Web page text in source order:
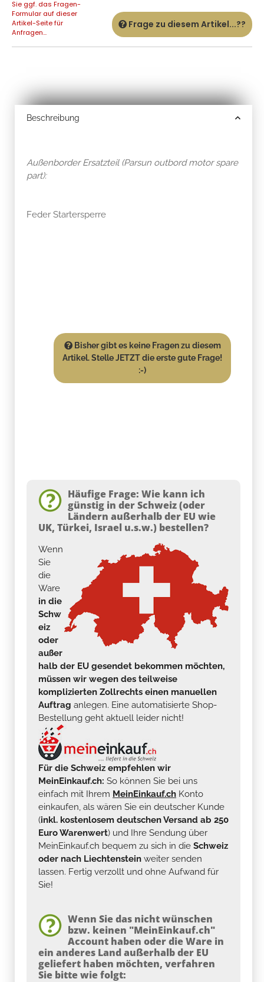
Sie ggf. das Fragen-
Formular auf dieser
Artikel-Seite für
Anfragen...
Frage zu diesem Artikel...??
Beschreibung
Außenborder Ersatzteil (Parsun outbord motor spare
part):
Feder Startersperre
Bisher gibt es keine Fragen zu diesem
Artikel. Stelle JETZT die erste gute Frage!
:-)
Häufige Frage: Wie kann ich
günstig in der Schweiz (oder
Ländern außerhalb der EU wie
UK, Türkei, Israel u.s.w.) bestellen?
Wenn
Sie
die
Ware
in die
Schw
eiz
oder
außer
halb der EU gesendet bekommen möchten,
müssen wir wegen des teilweise
komplizierten Zollrechts einen manuellen
Auftrag anlegen. Eine automatisierte Shop-
Bestellung geht aktuell leider nicht!
Für die Schweiz empfehlen wir
MeinEinkauf.ch: So können Sie bei uns
einfach mit Ihrem MeinEinkauf.ch Konto
einkaufen, als wären Sie ein deutscher Kunde
(inkl. kostenlosem deutschen Versand ab 250
Euro Warenwert) und Ihre Sendung über
MeinEinkauf.ch bequem zu sich in die Schweiz
oder nach Liechtenstein weiter senden
lassen. Fertig verzollt und ohne Aufwand für
Sie!
Wenn Sie das nicht wünschen
bzw. keinen "MeinEinkauf.ch"
Account haben oder die Ware in
ein anderes Land außerhalb der EU
geliefert haben möchten, verfahren
Sie bitte wie folgt: